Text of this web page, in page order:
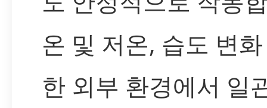
온 및 저온, 습도 변
한 외부 환경에서 일